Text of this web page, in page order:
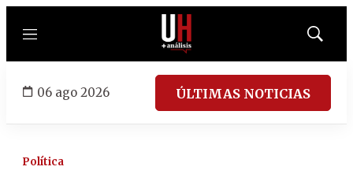
Menú
Mostrar
06 ago 2026 ÚLTIMAS NOTICIAS
Política